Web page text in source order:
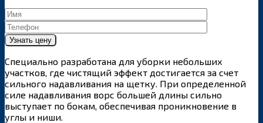
Специально разработана для уборки небольших
участков, где чистящий эффект достигается за счет
сильного надавливания на щетку. При определенной
силе надавливания ворс большей длины сильно
выступает по бокам, обеспечивая проникновение в
углы и ниши.